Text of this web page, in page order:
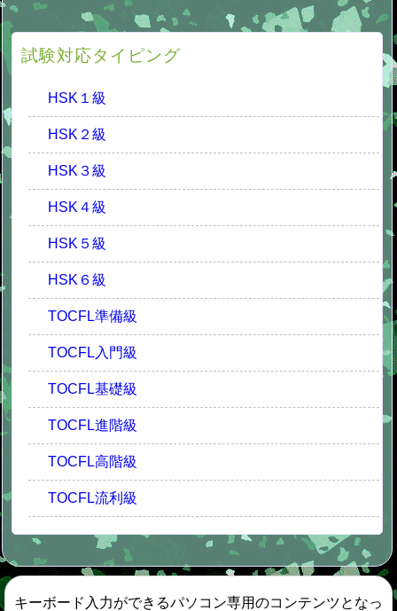
試験対応タイピング
HSK１級
HSK２級
HSK３級
HSK４級
HSK５級
HSK６級
TOCFL準備級
TOCFL入門級
TOCFL基礎級
TOCFL進階級
TOCFL高階級
TOCFL流利級
キーボード入力ができるパソコン専用のコンテンツとなっ